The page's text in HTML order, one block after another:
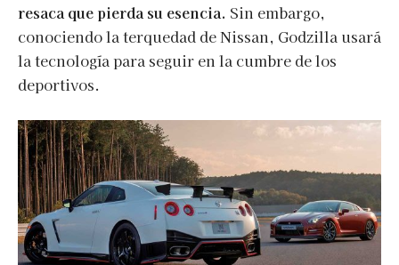
resaca que pierda su esencia. Sin embargo,
conociendo la terquedad de Nissan, Godzilla usará
la tecnología para seguir en la cumbre de los
deportivos.